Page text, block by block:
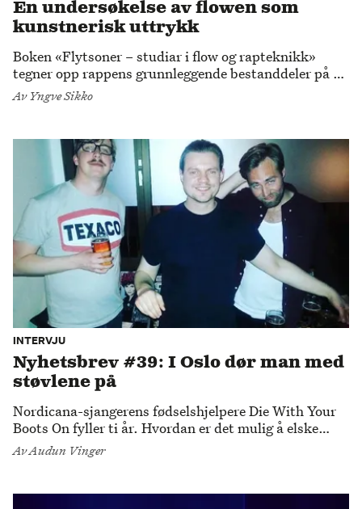
En undersøkelse av flowen som
kunstnerisk uttrykk
Boken «Flytsoner – studiar i flow og rapteknikk»
tegner opp rappens grunnleggende bestanddeler på en
måte som aldri før er gjort på norsk.
AvYngve Sikko
INTERVJU
Nyhetsbrev #39: I Oslo dør man med
støvlene på
Nordicana-sjangerens fødselshjelpere Die With Your
Boots On fyller ti år. Hvordan er det mulig å elske
Amerika?
AvAudun Vinger